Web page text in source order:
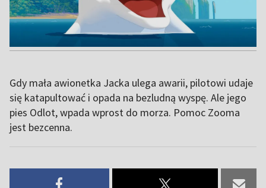
Gdy mała awionetka Jacka ulega awarii, pilotowi udaje
się katapultować i opada na bezludną wyspę. Ale jego
pies Odlot, wpada wprost do morza. Pomoc Zooma
jest bezcenna.